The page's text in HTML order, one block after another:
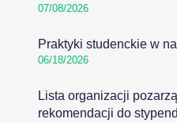
07/08/2026
Praktyki studenckie w
06/18/2026
Lista organizacji
rekomendacji do